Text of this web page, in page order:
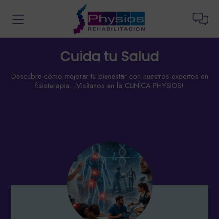
Cuida tu Salud
Descubre cómo mejorar tu bienestar con nuestros expertos en
fisioterapia. ¡Visítanos en la CLINICA PHYSIOS!